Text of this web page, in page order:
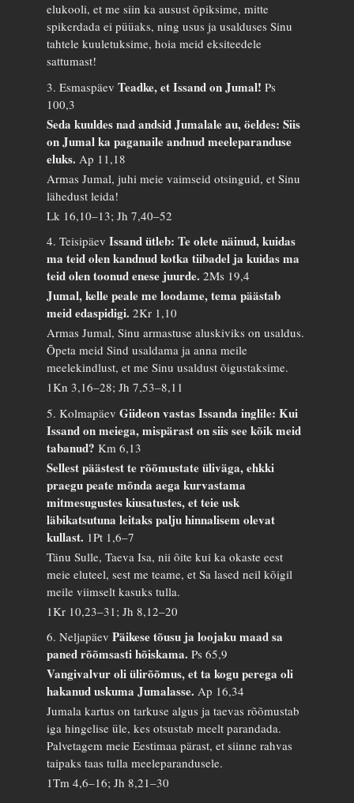
elukooli, et me siin ka ausust õpiksime, mitte
spikerdada ei püüaks, ning usus ja usalduses Sinu
tahtele kuuletuksime, hoia meid eksiteedele
sattumast!
3. EsmaspäevTeadke, et Issand on Jumal!Ps
100,3
Seda kuuldes nad andsid Jumalale au, öeldes: Siis
on Jumal ka paganaile andnud meeleparanduse
eluks.Ap 11,18
Armas Jumal, juhi meie vaimseid otsinguid, et Sinu
lähedust leida!
Lk 16,10–13; Jh 7,40–52
4. TeisipäevIssand ütleb: Te olete näinud, kuidas
ma teid olen kandnud kotka tiibadel ja kuidas ma
teid olen toonud enese juurde.2Ms 19,4
Jumal, kelle peale me loodame, tema päästab
meid edaspidigi.2Kr 1,10
Armas Jumal, Sinu armastuse aluskiviks on usaldus.
Õpeta meid Sind usaldama ja anna meile
meelekindlust, et me Sinu usaldust õigustaksime.
1Kn 3,16–28; Jh 7,53–8,11
5. KolmapäevGiideon vastas Issanda inglile: Kui
Issand on meiega, mispärast on siis see kõik meid
tabanud?Km 6,13
Sellest päästest te rõõmustate üliväga, ehkki
praegu peate mõnda aega kurvastama
mitmesugustes kiusatustes, et teie usk
läbikatsutuna leitaks palju hinnalisem olevat
kullast. 1Pt 1,6–7
Tänu Sulle, Taeva Isa, nii õite kui ka okaste eest
meie eluteel, sest me teame, et Sa lased neil kõigil
meile viimselt kasuks tulla.
1Kr 10,23–31; Jh 8,12–20
6. NeljapäevPäikese tõusu ja loojaku maad sa
paned rõõmsasti hõiskama.Ps 65,9
Vangivalvur oli ülirõõmus, et ta kogu perega oli
hakanud uskuma Jumalasse.Ap 16,34
Jumala kartus on tarkuse algus ja taevas rõõmustab
iga hingelise üle, kes otsustab meelt parandada.
Palvetagem meie Eestimaa pärast, et siinne rahvas
taipaks taas tulla meeleparandusele.
1Tm 4,6–16; Jh 8,21–30